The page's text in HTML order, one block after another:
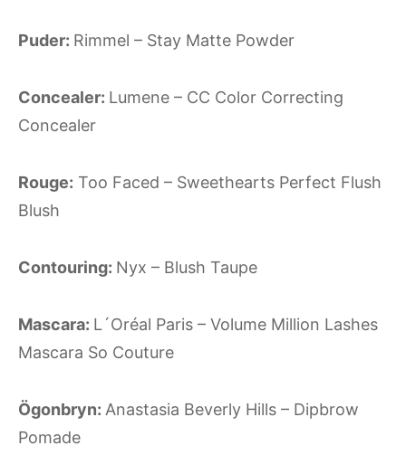
Puder: Rimmel – Stay Matte Powder
Concealer: Lumene – CC Color Correcting
Concealer
Rouge: Too Faced – Sweethearts Perfect Flush
Blush
Contouring: Nyx – Blush Taupe
Mascara: L´Oréal Paris – Volume Million Lashes
Mascara So Couture
Ögonbryn: Anastasia Beverly Hills – Dipbrow
Pomade